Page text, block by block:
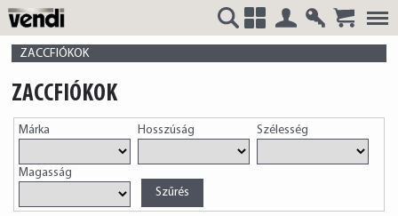
VENDI
HUNGÁRIA
ZACCFIÓKOK
ZACCFIÓKOK
Márka Hosszúság Szélesség
Magasság